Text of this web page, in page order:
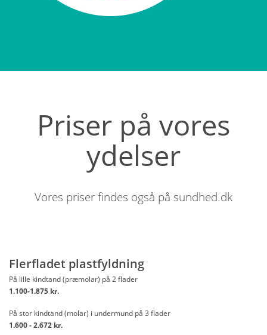
Priser på vores
ydelser
Vores priser findes også på sundhed.dk
Flerfladet plastfyldning
På lille kindtand (præmolar) på 2 flader
1.100-1.875 kr.
På stor kindtand (molar) i undermund på 3 flader
1.600 - 2.672 kr.